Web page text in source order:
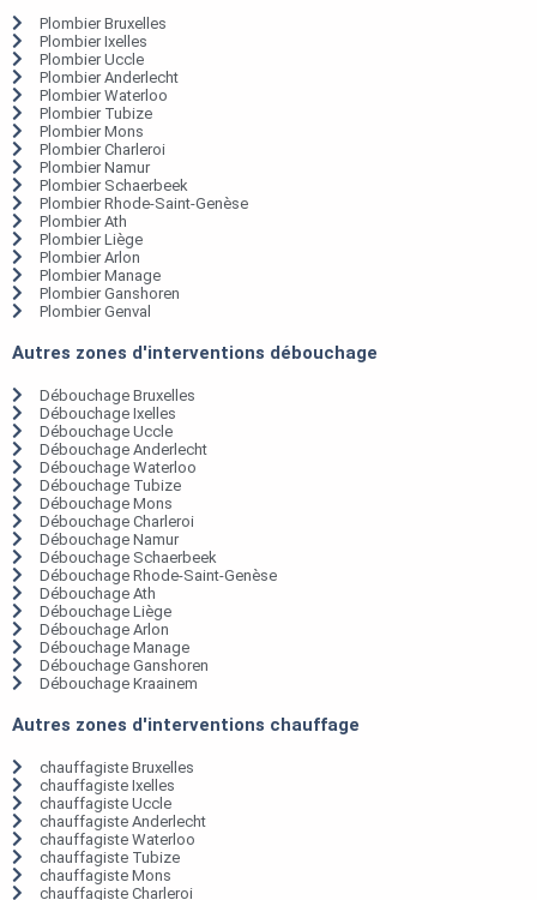
Plombier Bruxelles
Plombier Ixelles
Plombier Uccle
Plombier Anderlecht
Plombier Waterloo
Plombier Tubize
Plombier Mons
Plombier Charleroi
Plombier Namur
Plombier Schaerbeek
Plombier Rhode-Saint-Genèse
Plombier Ath
Plombier Liège
Plombier Arlon
Plombier Manage
Plombier Ganshoren
Plombier Genval
Autres zones d'interventions débouchage
Débouchage Bruxelles
Débouchage Ixelles
Débouchage Uccle
Débouchage Anderlecht
Débouchage Waterloo
Débouchage Tubize
Débouchage Mons
Débouchage Charleroi
Débouchage Namur
Débouchage Schaerbeek
Débouchage Rhode-Saint-Genèse
Débouchage Ath
Débouchage Liège
Débouchage Arlon
Débouchage Manage
Débouchage Ganshoren
Débouchage Kraainem
Autres zones d'interventions chauffage
chauffagiste Bruxelles
chauffagiste Ixelles
chauffagiste Uccle
chauffagiste Anderlecht
chauffagiste Waterloo
chauffagiste Tubize
chauffagiste Mons
chauffagiste Charleroi